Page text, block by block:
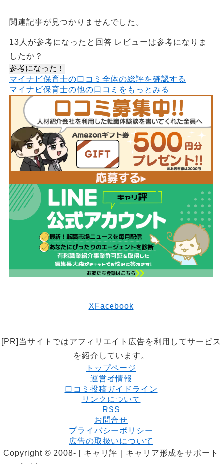
関連記事が見つかりませんでした。
13 人が参考になったと回答 レビューは参考になりま
したか？
参考になった！
マイナビ保育士の口コミ全体の総評を確認する
マイナビ保育士の他の口コミをもっとみる
X Facebook
[PR]当サイトではアフィリエイト広告を利用してサービス
を紹介しています。
トップページ
運営者情報
口コミ投稿ガイドライン
リンクについて
RSS
お問合せ
プライバシーポリシー
広告の取扱いについて
Copyright © 2008- [ キャリ評｜キャリア形成をサポート